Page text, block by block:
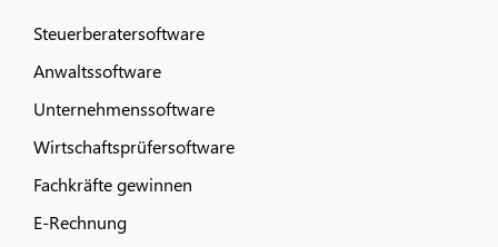
Steuerberatersoftware
Anwaltssoftware
Unternehmenssoftware
Wirtschaftsprüfersoftware
Fachkräfte gewinnen
E-Rechnung